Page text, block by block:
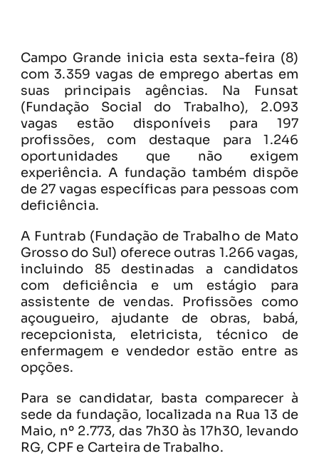
Campo Grande inicia esta sexta-feira (8)
com 3.359 vagas de emprego abertas em
suas principais agências. Na Funsat
(Fundação Social do Trabalho), 2.093
vagas estão disponíveis para 197
profissões, com destaque para 1.246
oportunidades que não exigem
experiência. A fundação também dispõe
de 27 vagas específicas para pessoas com
deficiência.
A Funtrab (Fundação de Trabalho de Mato
Grosso do Sul) oferece outras 1.266 vagas,
incluindo 85 destinadas a candidatos
com deficiência e um estágio para
assistente de vendas. Profissões como
açougueiro, ajudante de obras, babá,
recepcionista, eletricista, técnico de
enfermagem e vendedor estão entre as
opções.
Para se candidatar, basta comparecer à
sede da fundação, localizada na Rua 13 de
Maio, nº 2.773, das 7h30 às 17h30, levando
RG, CPF e Carteira de Trabalho.